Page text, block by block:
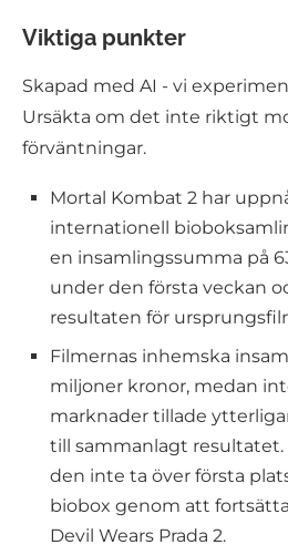
Viktiga punkter
Skapad med AI - vi
Ursäkta om det inte riktigt
förväntningar.
Mortal Kombat 2 har
internationell
en insamlingssumma på
under den första veckan
resultaten för
Filmernas inhemska
miljoner kronor, medan
marknader tillade
till sammanlagt resultatet.
den inte ta över första
biobox genom att
Devil Wears Prada 2.